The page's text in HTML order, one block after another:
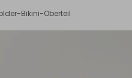
Bikini-Oberteil